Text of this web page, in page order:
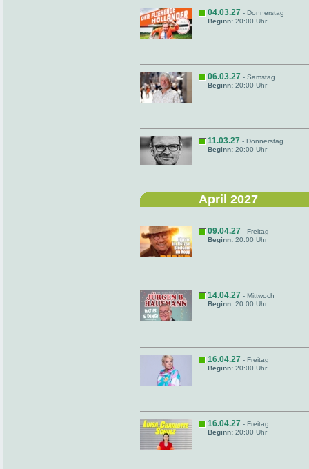
04.03.27 - Donnerstag
Beginn: 20:00 Uhr
06.03.27 - Samstag
Beginn: 20:00 Uhr
11.03.27 - Donnerstag
Beginn: 20:00 Uhr
April 2027
09.04.27 - Freitag
Beginn: 20:00 Uhr
14.04.27 - Mittwoch
Beginn: 20:00 Uhr
16.04.27 - Freitag
Beginn: 20:00 Uhr
16.04.27 - Freitag
Beginn: 20:00 Uhr